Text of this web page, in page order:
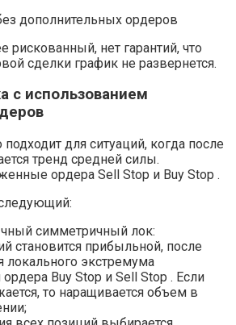
рискованный, нет гарантий, что
сделки график не развернется.
с использованием
для ситуаций, когда после
тренд средней силы.
ордера Sell Stop и Buy Stop .
симметричный лок:
становится прибыльной, после
экстремума
Buy Stop и Sell Stop . Если
то наращивается объем в